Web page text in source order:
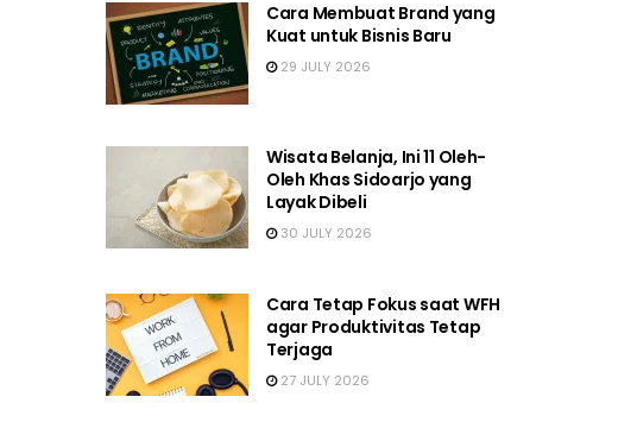
Cara Membuat Brand yang
Kuat untuk Bisnis Baru
29 JULY 2026
Wisata Belanja, Ini 11 Oleh-
Oleh Khas Sidoarjo yang
Layak Dibeli
30 JULY 2026
Cara Tetap Fokus saat WFH
agar Produktivitas Tetap
Terjaga
27 JULY 2026